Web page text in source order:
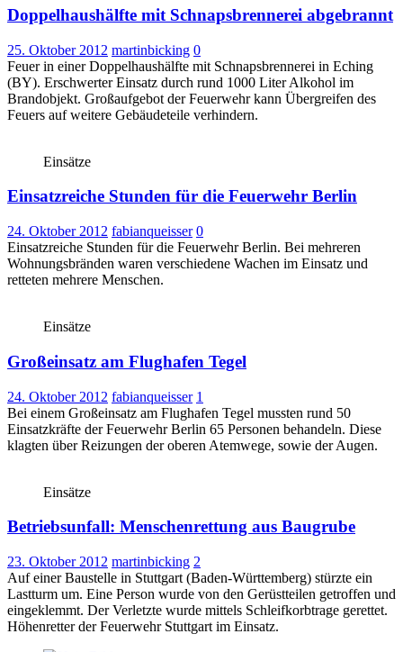
Doppelhaushälfte mit Schnapsbrennerei abgebrannt
25. Oktober 2012 martinbicking 0
Feuer in einer Doppelhaushälfte mit Schnapsbrennerei in Eching
(BY). Erschwerter Einsatz durch rund 1000 Liter Alkohol im
Brandobjekt. Großaufgebot der Feuerwehr kann Übergreifen des
Feuers auf weitere Gebäudeteile verhindern.
Einsätze
Einsatzreiche Stunden für die Feuerwehr Berlin
24. Oktober 2012 fabianqueisser 0
Einsatzreiche Stunden für die Feuerwehr Berlin. Bei mehreren
Wohnungsbränden waren verschiedene Wachen im Einsatz und
retteten mehrere Menschen.
Einsätze
Großeinsatz am Flughafen Tegel
24. Oktober 2012 fabianqueisser 1
Bei einem Großeinsatz am Flughafen Tegel mussten rund 50
Einsatzkräfte der Feuerwehr Berlin 65 Personen behandeln. Diese
klagten über Reizungen der oberen Atemwege, sowie der Augen.
Einsätze
Betriebsunfall: Menschenrettung aus Baugrube
23. Oktober 2012 martinbicking 2
Auf einer Baustelle in Stuttgart (Baden-Württemberg) stürzte ein
Lastturm um. Eine Person wurde von den Gerüstteilen getroffen und
eingeklemmt. Der Verletzte wurde mittels Schleifkorbtrage gerettet.
Höhenretter der Feuerwehr Stuttgart im Einsatz.